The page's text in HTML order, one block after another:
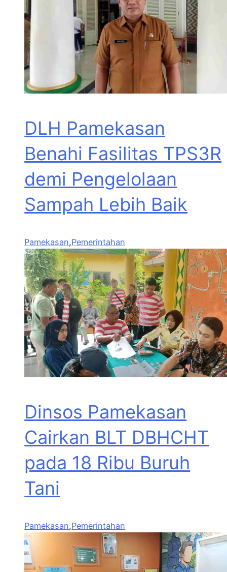
DLH Pamekasan
Benahi Fasilitas TPS3R
demi Pengelolaan
Sampah Lebih Baik
Pamekasan,Pemerintahan
Dinsos Pamekasan
Cairkan BLT DBHCHT
pada 18 Ribu Buruh
Tani
Pamekasan,Pemerintahan